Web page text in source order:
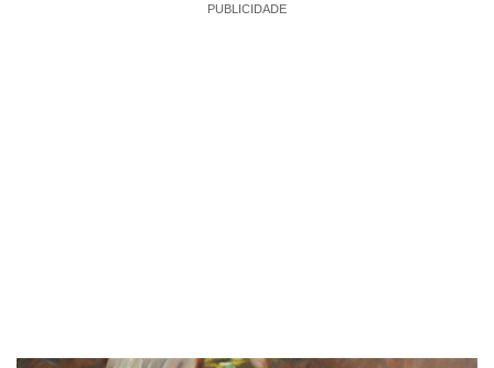
PUBLICIDADE